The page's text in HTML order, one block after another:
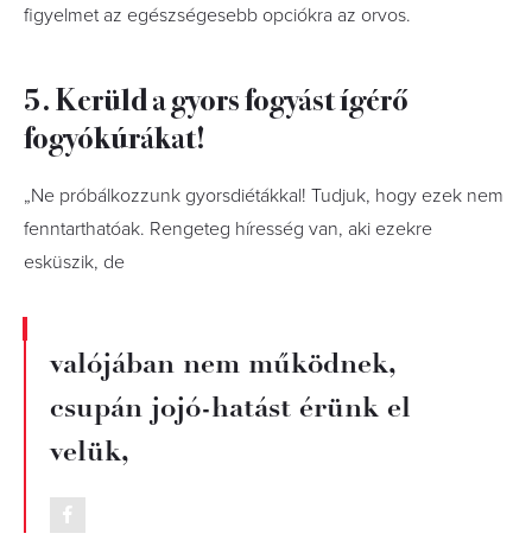
figyelmet az egészségesebb opciókra az orvos.
5. Kerüld a gyors fogyást ígérő
fogyókúrákat!
„Ne próbálkozzunk gyorsdiétákkal! Tudjuk, hogy ezek nem
fenntarthatóak. Rengeteg híresség van, aki ezekre
esküszik, de
valójában nem működnek,
csupán jojó-hatást érünk el
velük,